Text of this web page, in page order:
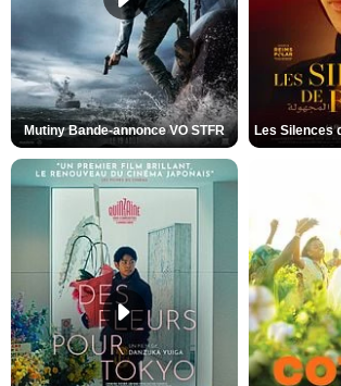
Mutiny Bande-annonce VO STFR